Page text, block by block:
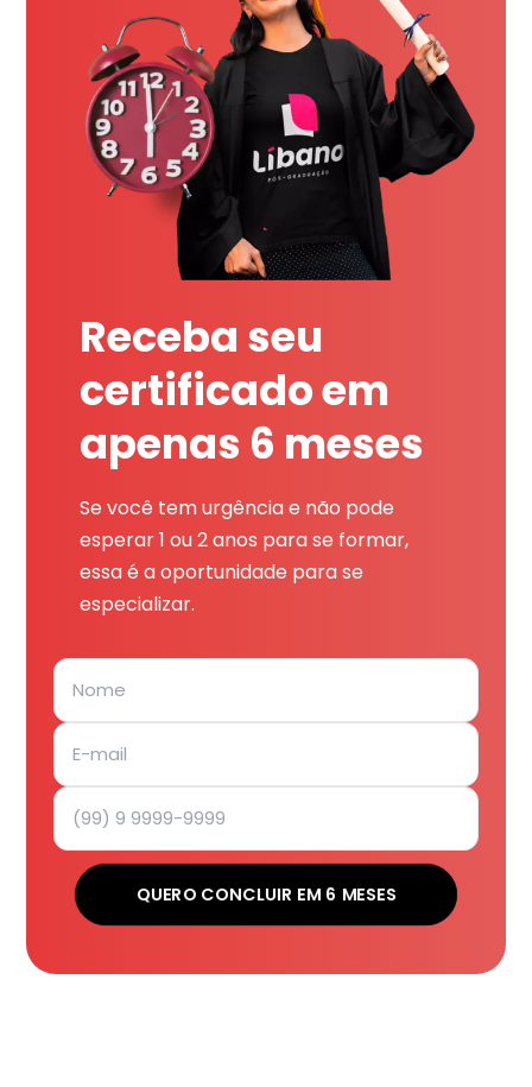
Receba seu
certificado em
apenas 6 meses
Se você tem urgência e não pode
esperar 1 ou 2 anos para se formar,
essa é a oportunidade para se
especializar.
QUERO CONCLUIR EM 6 MESES